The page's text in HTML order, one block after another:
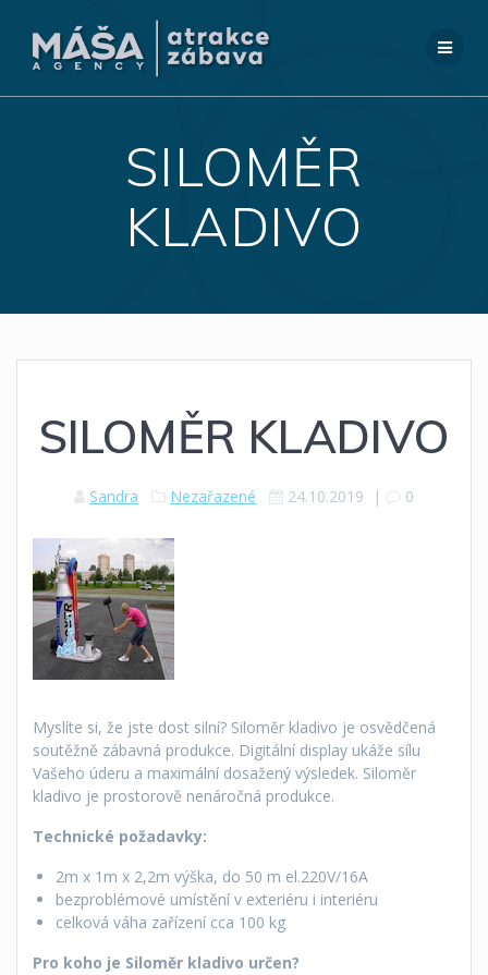
na
obsah
SILOMĚR
KLADIVO
SILOMĚR KLADIVO
Sandra Nezařazené 24.10.2019 | 0
Myslíte si, že jste dost silní? Siloměr kladivo je osvědčená
soutěžně zábavná produkce. Digitální display ukáže sílu
Vašeho úderu a maximální dosažený výsledek. Siloměr
kladivo je prostorově nenáročná produkce.
Technické požadavky:
2m x 1m x 2,2m výška, do 50 m el.220V/16A
bezproblémové umístění v exteriéru i interiéru
celková váha zařízení cca 100 kg
Pro koho je Siloměr kladivo určen?